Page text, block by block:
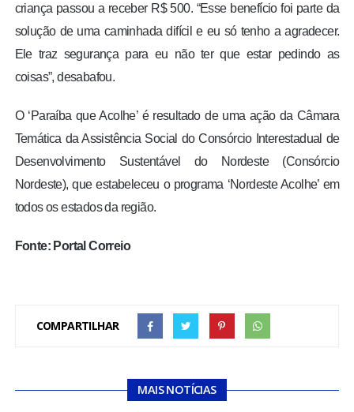
criança passou a receber R$ 500. “Esse benefício foi parte da
solução de uma caminhada difícil e eu só tenho a agradecer.
Ele traz segurança para eu não ter que estar pedindo as
coisas”, desabafou.
O ‘Paraíba que Acolhe’ é resultado de uma ação da Câmara
Temática da Assistência Social do Consórcio Interestadual de
Desenvolvimento Sustentável do Nordeste (Consórcio
Nordeste), que estabeleceu o programa ‘Nordeste Acolhe’ em
todos os estados da região.
Fonte: Portal Correio
COMPARTILHAR
MAIS NOTÍCIAS